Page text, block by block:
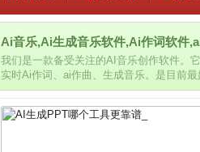
Ai音乐,Ai生成音乐软件,Ai作词软件
我们是一款备受关注的AI音乐创作软件。
实时Ai作词、ai作曲、生成音乐。是目前最